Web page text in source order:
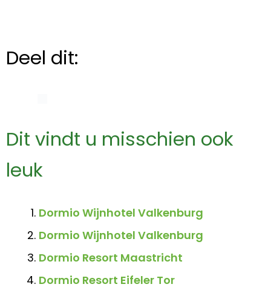
Deel dit:
Dit vindt u misschien ook
leuk
Dormio Wijnhotel Valkenburg
Dormio Wijnhotel Valkenburg
Dormio Resort Maastricht
Dormio Resort Eifeler Tor